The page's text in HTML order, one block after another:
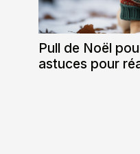
Pull de Noël
astuces pour